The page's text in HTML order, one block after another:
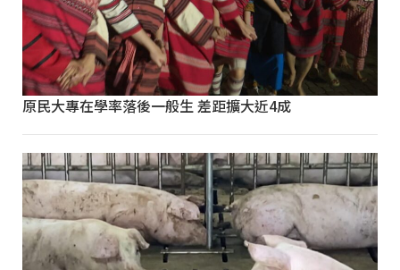
原民大專在學率落後一般生 差距擴大近4成